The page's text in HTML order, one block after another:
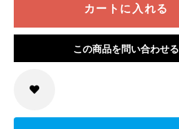
カートに入れる
この商品を問い合わせる